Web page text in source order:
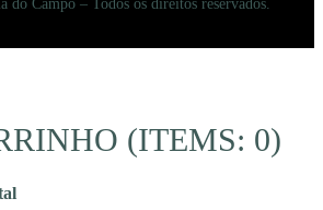
do Campo – Todos os direitos reservados.
(ITEMS: 0)